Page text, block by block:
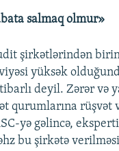
salmaq olmur»
şirkətlərindən
yüksək
deyil. Zərər və
qurumlarına rüşvət
yə gəlincə,
bu şirkətə